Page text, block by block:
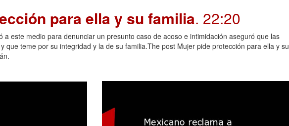
para ella y su familia. 22:20
a este medio para denunciar un presunto caso de acoso e intimidación aseguró que las
que teme por su integridad y la de su familia.The post Mujer pide protección para ella y su